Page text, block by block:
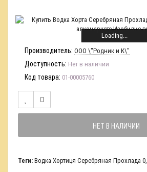
Loading...
Производитель: ООО \"Родник и К\"
Доступность: Нет в наличии
Код товара: 01-00005760
НЕТ В НАЛИЧИИ
Теги: Водка Хортиця Серебряная Прохлада 0,